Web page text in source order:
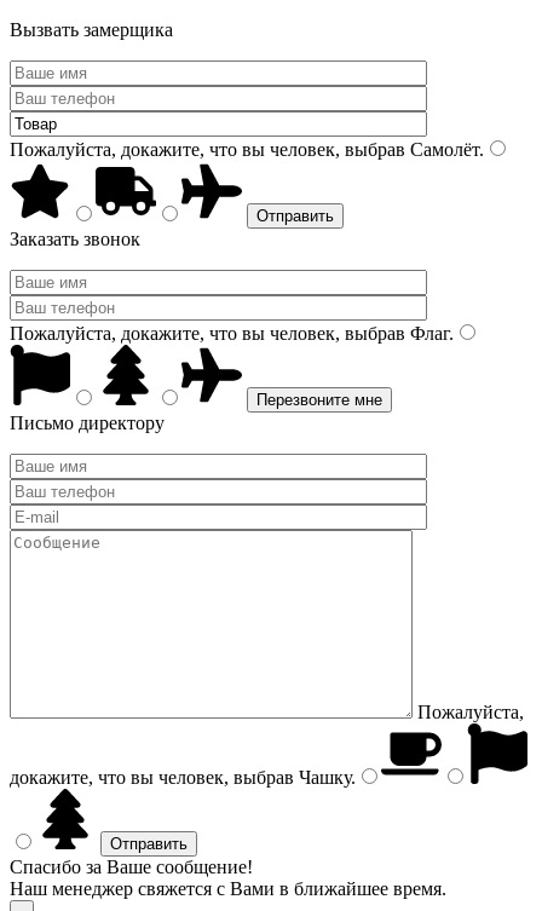
Вызвать замерщика
Пожалуйста, докажите, что вы человек, выбрав Самолёт.
Заказать звонок
Пожалуйста, докажите, что вы человек, выбрав Флаг.
Письмо директору
Пожалуйста,
докажите, что вы человек, выбрав Чашку.
Спасибо за Ваше сообщение!
Наш менеджер свяжется с Вами в ближайшее время.